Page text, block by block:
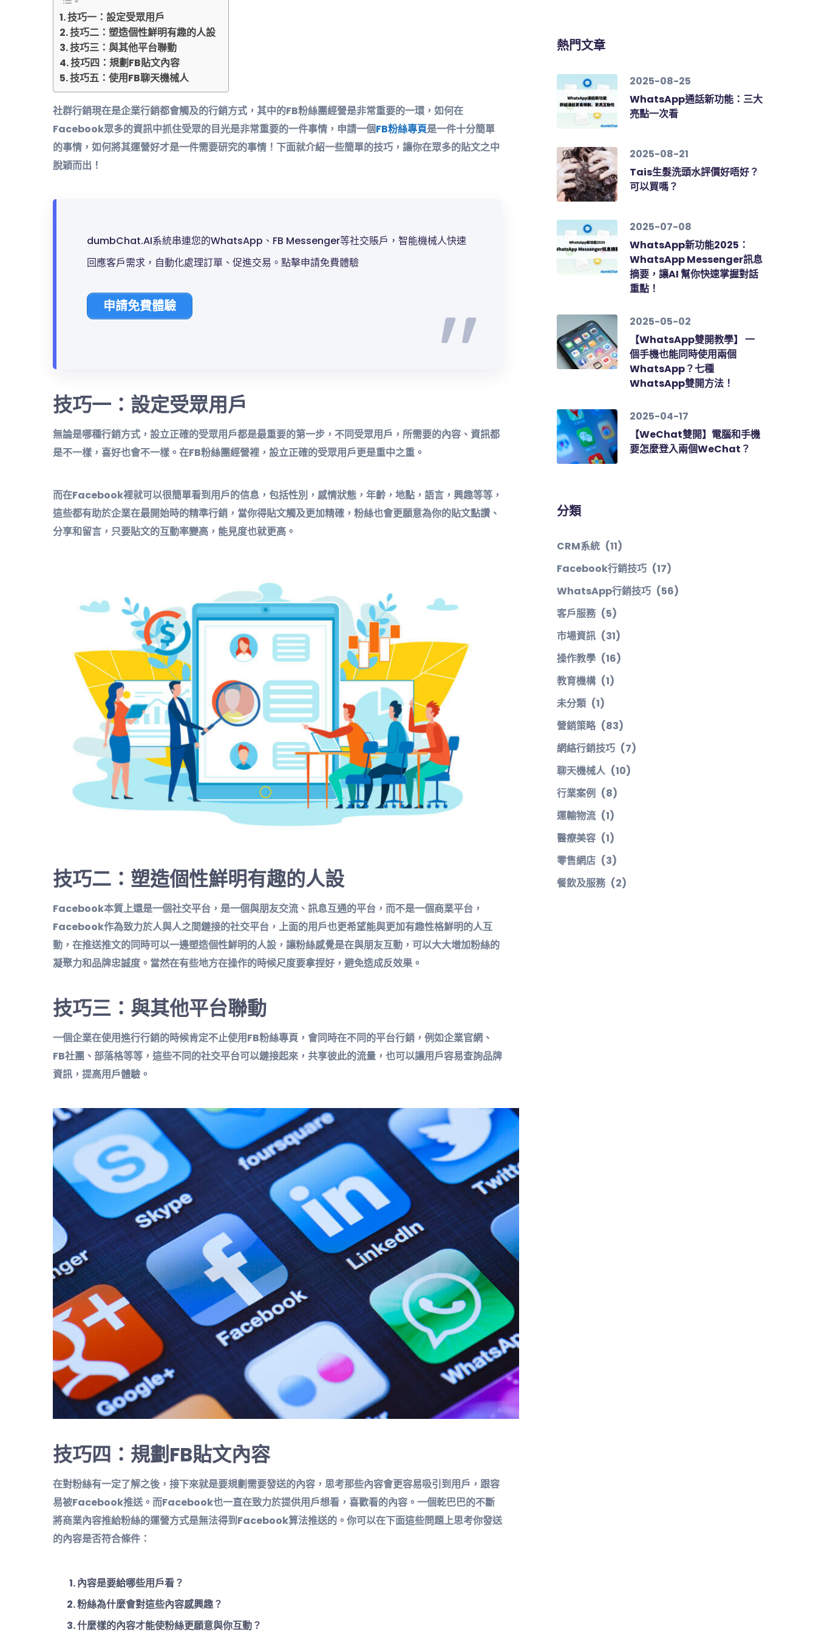
技巧一：設定受眾用戶
技巧二：塑造個性鮮明有趣的人設
技巧三：與其他平台聯動
技巧四：規劃FB貼文內容
技巧五：使用FB聊天機械人
社群行銷現在是企業行銷都會觸及的行銷方式，其中的FB粉絲團經營是非常重要的一環，如何在
Facebook眾多的資訊中抓住受眾的目光是非常重要的一件事情，申請一個FB粉絲專頁是一件十分簡單
的事情，如何將其運營好才是一件需要研究的事情！下面就介紹一些簡單的技巧，讓你在眾多的貼文之中
脫穎而出！
dumbChat.AI系統串連您的WhatsApp、FB Messenger等社交賬戶，智能機械人快速
回應客戶需求，自動化處理訂單、促進交易。點擊申請免費體驗
申請免費體驗
技巧一：設定受眾用戶
無論是哪種行銷方式，設立正確的受眾用戶都是最重要的第一步，不同受眾用戶，所需要的內容、資訊都
是不一樣，喜好也會不一樣。在FB粉絲團經營裡，設立正確的受眾用戶更是重中之重。
而在Facebook裡就可以很簡單看到用戶的信息，包括性別，感情狀態，年齡，地點，語言，興趣等等，
這些都有助於企業在最開始時的精準行銷，當你得貼文觸及更加精確，粉絲也會更願意為你的貼文點讚、
分享和留言，只要貼文的互動率變高，能見度也就更高。
技巧二：塑造個性鮮明有趣的人設
Facebook本質上還是一個社交平台，是一個與朋友交流、訊息互通的平台，而不是一個商業平台，
Facebook作為致力於人與人之間鏈接的社交平台，上面的用戶也更希望能與更加有趣性格鮮明的人互
動，在推送推文的同時可以一邊塑造個性鮮明的人設，讓粉絲感覺是在與朋友互動，可以大大增加粉絲的
凝聚力和品牌忠誠度。當然在有些地方在操作的時候尺度要拿捏好，避免造成反效果。
技巧三：與其他平台聯動
一個企業在使用進行行銷的時候肯定不止使用FB粉絲專頁，會同時在不同的平台行銷，例如企業官網、
FB社團、部落格等等，這些不同的社交平台可以鏈接起來，共享彼此的流量，也可以讓用戶容易查詢品牌
資訊，提高用戶體驗。
技巧四：規劃FB貼文內容
在對粉絲有一定了解之後，接下來就是要規劃需要發送的內容，思考那些內容會更容易吸引到用戶，跟容
易被Facebook推送。而Facebook也一直在致力於提供用戶想看，喜歡看的內容。一個乾巴巴的不斷
將商業內容推給粉絲的運營方式是無法得到Facebook算法推送的。你可以在下面這些問題上思考你發送
的內容是否符合條件：
內容是要給哪些用戶看？
粉絲為什麼會對這些內容感興趣？
什麼樣的內容才能使粉絲更願意與你互動？
熱門文章
2025-08-25
WhatsApp通話新功能：三大
亮點一次看
2025-08-21
Tais生髮洗頭水評價好唔好？
可以買嗎？
2025-07-08
WhatsApp新功能2025：
WhatsApp Messenger訊息
摘要，讓AI 幫你快速掌握對話
重點！
2025-05-02
【WhatsApp雙開教學】 一
個手機也能同時使用兩個
WhatsApp？七種
WhatsApp雙開方法！
2025-04-17
【WeChat雙開】電腦和手機
要怎麼登入兩個WeChat？
分類
CRM系統 (11)
Facebook行銷技巧 (17)
WhatsApp行銷技巧 (56)
客戶服務 (5)
市場資訊 (31)
操作教學 (16)
教育機構 (1)
未分類 (1)
營銷策略 (83)
網絡行銷技巧 (7)
聊天機械人 (10)
行業案例 (8)
運輸物流 (1)
醫療美容 (1)
零售網店 (3)
餐飲及服務 (2)